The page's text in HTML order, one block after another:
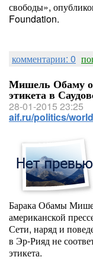
свободы»,
Foundation.
комментарии: 0
Мишель Обаму
этикета в
28-01-2015 23:25
aif.ru/politics/
Барака Обамы
американской
Сети, наряд и
в Эр-Рияд не
этикета.